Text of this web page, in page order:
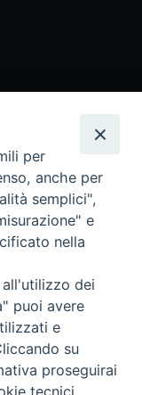
0382.24736 -
- P.
per
anche per
semplici",
e
nella
dei
puoi avere
e
su
proseguirai